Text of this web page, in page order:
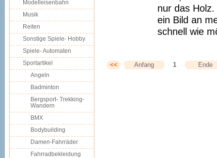
nur das
ein Bild an
schnell wie
<< Anfang 1 Ende
Modelleisenbahn
Musik
Reiten
Sonstige Spiele- Hobby
Spiele- Automaten
Sportartikel
Angeln
Badminton
Bergsport- Trekking-
Wandern
BMX
Bodybuilding
Damen-Fahrräder
Fahrradbekleidung